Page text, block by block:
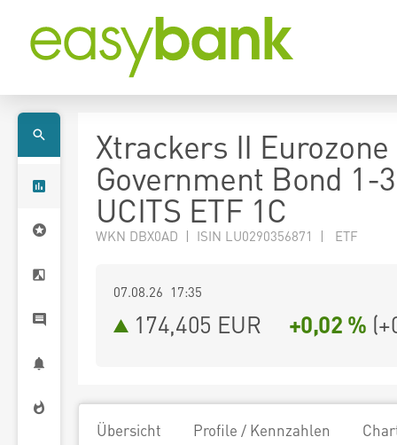
Xtrackers II Eurozone
Government Bond 1-3
UCITS ETF 1C
WKN DBX0AD | ISIN LU0290356871 | ETF
07.08.26 17:35
174,405 EUR +0,02 % (
Übersicht Profile / Kennzahlen